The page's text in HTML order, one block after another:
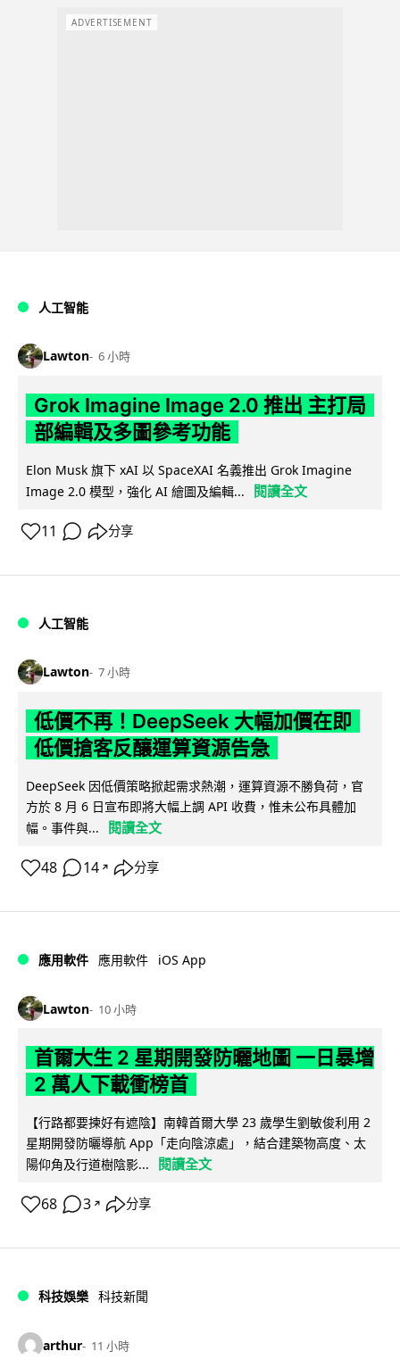
ADVERTISEMENT
人工智能
Lawton 6 小時
Grok Imagine Image 2.0 推出 主打局
部編輯及多圖參考功能
Elon Musk 旗下 xAI 以 SpaceXAI 名義推出 Grok Imagine
Image 2.0 模型，強化 AI 繪圖及編輯...
閱讀全文
11 分享
人工智能
Lawton 7 小時
低價不再！DeepSeek 大幅加價在即
低價搶客反釀運算資源告急
DeepSeek 因低價策略掀起需求熱潮，運算資源不勝負荷，官
方於 8 月 6 日宣布即將大幅上調 API 收費，惟未公布具體加
幅。事件與...
閱讀全文
48 14 ↗ 分享
應用軟件 應用軟件 iOS App
Lawton 10 小時
首爾大生 2 星期開發防曬地圖 一日暴增
2 萬人下載衝榜首
【行路都要揀好有遮陰】南韓首爾大學 23 歲學生劉敏俊利用 2
星期開發防曬導航 App「走向陰涼處」，結合建築物高度、太
陽仰角及行道樹陰影...
閱讀全文
68 3 ↗ 分享
科技娛樂 科技新聞
arthur 11 小時